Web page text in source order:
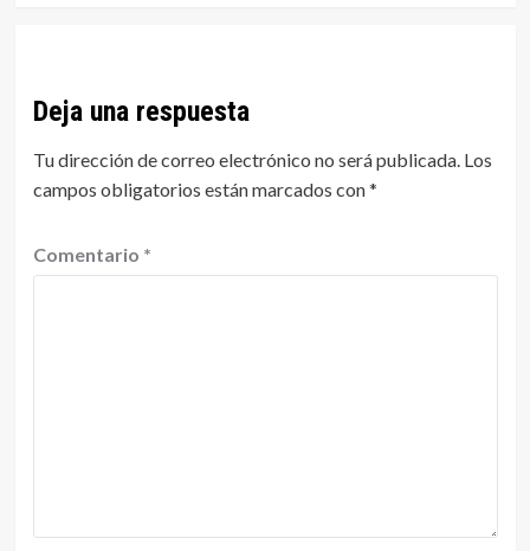
Deja una respuesta
Tu dirección de correo electrónico no será publicada. Los
campos obligatorios están marcados con*
Comentario *